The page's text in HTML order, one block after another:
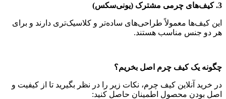
3. کیف‌های چرمی مشترک (یونی‌سکس)
این کیف‌ها معمولاً طراحی‌های ساده‌تر و کلاسیک‌تری دارند و برای
هر دو جنس مناسب هستند.
چگونه یک کیف چرم اصل بخریم؟
در خرید آنلاین کیف چرم، نکات زیر را در نظر بگیرید تا از کیفیت و
اصل بودن محصول اطمینان حاصل کنید: